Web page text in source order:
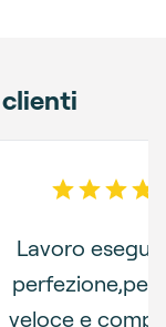
4 out
Lavoro
veloce e